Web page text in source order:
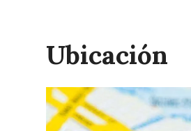
Ubicación